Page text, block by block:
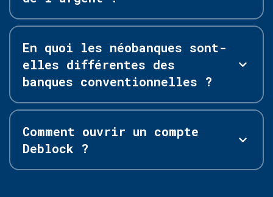
En quoi les néobanques sont-
elles différentes des
banques conventionnelles ?
Comment ouvrir un compte
Deblock ?